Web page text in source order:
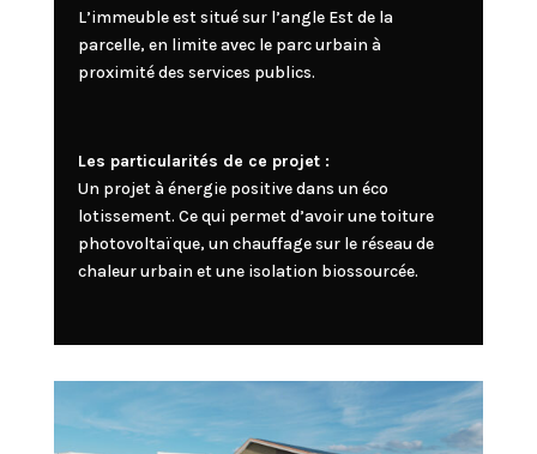
L’immeuble est situé sur l’angle Est de la
parcelle, en limite avec le parc urbain à
proximité des services publics.
Les particularités de ce projet :
Un projet à énergie positive dans un éco
lotissement. Ce qui permet d’avoir une toiture
photovoltaïque, un chauffage sur le réseau de
chaleur urbain et une isolation biossourcée.